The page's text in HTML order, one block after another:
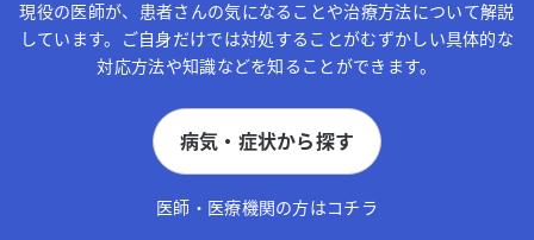
現役の医師が、患者さんの気になることや治療方法について解説
しています。ご自身だけでは対処することがむずかしい具体的な
対応方法や知識などを知ることができます。
病気・症状から探す
医師・医療機関の方はコチラ